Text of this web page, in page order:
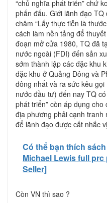
“chủ nghĩa phát triển” chứ
phấn đấu. Giới lãnh đạo
châm “Lấy thực tiễn là
cách làm nền tảng để
đoạn mở cửa 1980, TQ đã
nước ngoài (FDI) đến sản
sớm thành lập các đặc khu
đặc khu ở Quảng Đông và
đông nhất và ra sức kêu
nước đầu tư) đến nay TQ
phát triển” còn áp dụng
địa phương phải cạnh tranh
để lãnh đạo được cất nhắc
Có thể bạn thích sách
Michael Lewis full
Seller]
Còn VN thì sao ?